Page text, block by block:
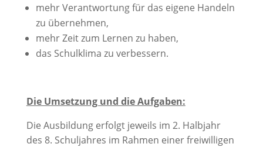
mehr Verantwortung für das eigene Handeln
zu übernehmen,
mehr Zeit zum Lernen zu haben,
das Schulklima zu verbessern.
Die Umsetzung und die Aufgaben:
Die Ausbildung erfolgt jeweils im 2. Halbjahr
des 8. Schuljahres im Rahmen einer freiwilligen